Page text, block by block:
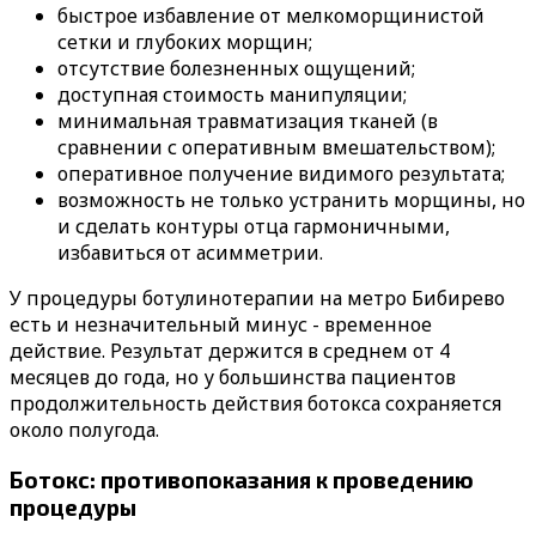
быстрое избавление от мелкоморщинистой
сетки и глубоких морщин;
отсутствие болезненных ощущений;
доступная стоимость манипуляции;
минимальная травматизация тканей (в
сравнении с оперативным вмешательством);
оперативное получение видимого результата;
возможность не только устранить морщины, но
и сделать контуры отца гармоничными,
избавиться от асимметрии.
У процедуры ботулинотерапии на метро Бибирево
есть и незначительный минус - временное
действие. Результат держится в среднем от 4
месяцев до года, но у большинства пациентов
продолжительность действия ботокса сохраняется
около полугода.
Ботокс: противопоказания к проведению
процедуры